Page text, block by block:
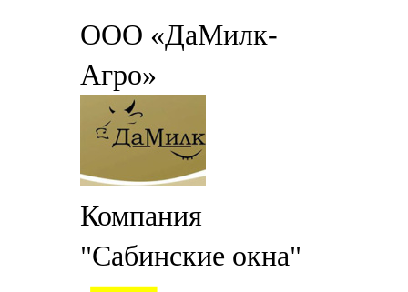
ООО «ДаМилк-
Агро»
Компания
"Сабинские окна"